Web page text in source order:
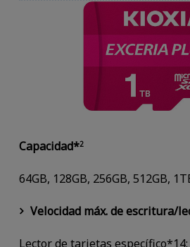
Capacidad*2
64GB, 128GB, 256GB, 512GB,
Velocidad máx. de escritura/
Lector de tarjetas específico*14: